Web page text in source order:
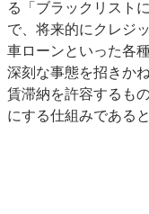
る「ブラックリスト
で、将来的にクレジ
車ローンといった各
深刻な事態を招きか
賃滞納を許容するも
にする仕組みである